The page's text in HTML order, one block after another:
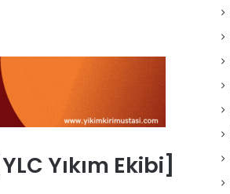
Yıkım Ekibi]